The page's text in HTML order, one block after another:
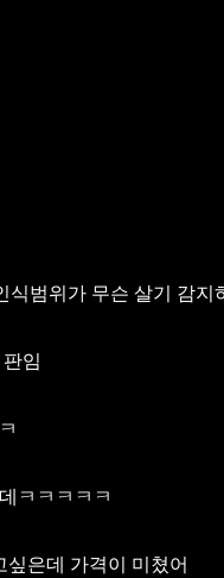
식범위가 무슨 살기 감
임
ㅋㅋㅋㅋㅋ
싶은데 가격이 미쳤어